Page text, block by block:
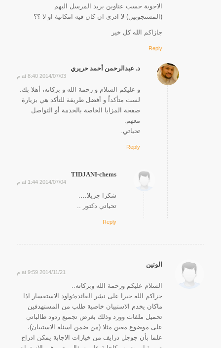
الاجوبة حسب عناوين بريد المرسل اليهم
(المستجوبين) لا ادري ان كان فيه امكانية او لا ؟؟
جازاكم الله كل خير
Reply
د. عبدالرحمن أحمد حريري
2014/07/03 at 8:40 م
و عليكم السلام و رحمة الله و بركاته، أهلا بك.
لست متأكداً و أفضل طريقة للتأكد هي بزيارة
صفحة المزايا الخاصة بالخدمة أو التواصل
معهم.
تحياتي.
Reply
TIDJANI-chems
2014/07/04 at 1:44 م
شكرا جزيلا….
تحياتي دكتور ..
Reply
الوتين
2014/11/21 at 9:59 م
السلام عليكم ورحمة الله وبركاته..
جزاكم الله خيرا على نشر الفائدة؛واود الاستفسار اذا
ماكان يخدم الاستبيان خاصية طلب من المستهدفين
تحميل ملفات وورد وذلك بغرض تجميع ردود طالباتي
على موضوع معين مثلا (من ضمن اسئلة الاستبيان)،
علما بأن جوجل درايف من خيارات الاجابة يمكن ادراج